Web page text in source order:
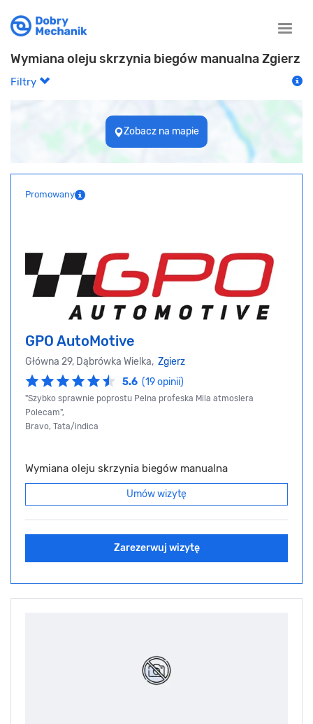
Toggle
Wymiana oleju skrzynia biegów manualna Zgierz
Filtry
Zobacz na mapie
Promowany
GPO AutoMotive
Główna 29, Dąbrówka Wielka, Zgierz
5.6 (19 opinii)
"Szybko sprawnie poprostu Pelna profeska Mila atmoslera
Polecam",
Bravo, Tata/indica
Wymiana oleju skrzynia biegów manualna
Umów wizytę
Zarezerwuj wizytę